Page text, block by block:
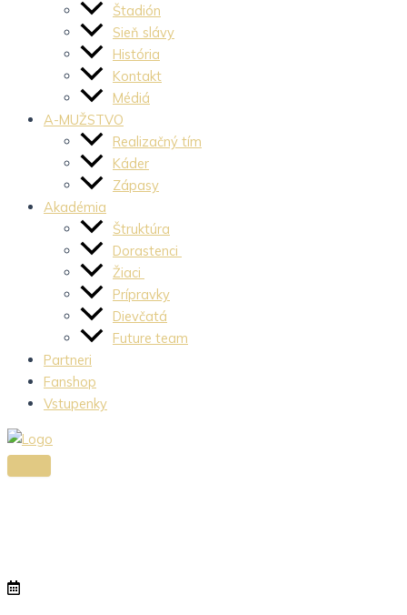
Štadión
Sieň slávy
História
Kontakt
Médiá
A-MUŽSTVO
Realizačný tím
Káder
Zápasy
Akadémia
Štruktúra
Dorastenci
Žiaci
Prípravky
Dievčatá
Future team
Partneri
Fanshop
Vstupenky